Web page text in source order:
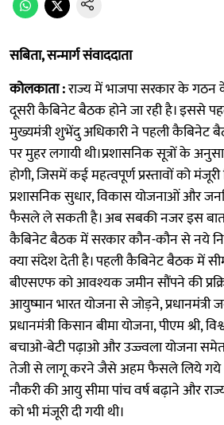
सबिता, सन्मार्ग संवाददाता
कोलकाता :राज्य में भाजपा सरकार के
दूसरी कैबिनेट बैठक होने जा रही है। इससे
मुख्यमंत्री शुभेंदु अधिकारी ने पहली
पर मुहर लगायी थी।प्रशासनिक सूत्रों के
होगी, जिसमें कई महत्वपूर्ण प्रस्तावों को
प्रशासनिक सुधार, विकास योजनाओं और
फैसले ले सकती है। अब सबकी नजर इस बात
कैबिनेट बैठक में सरकार कौन-कौन से नये
क्या संदेश देती है। पहली कैबिनेट बैठक में
बीएसएफ को आवश्यक जमीन सौंपने की
आयुष्मान भारत योजना से जोड़ने, प्रधानमंत्री
प्रधानमंत्री किसान बीमा योजना, पीएम श्री,
बचाओ-बेटी पढ़ाओ और उज्ज्वला योजना
तेजी से लागू करने जैसे अहम फैसले लिये गये
नौकरी की आयु सीमा पांच वर्ष बढ़ाने और
को भी मंजूरी दी गयी थी।